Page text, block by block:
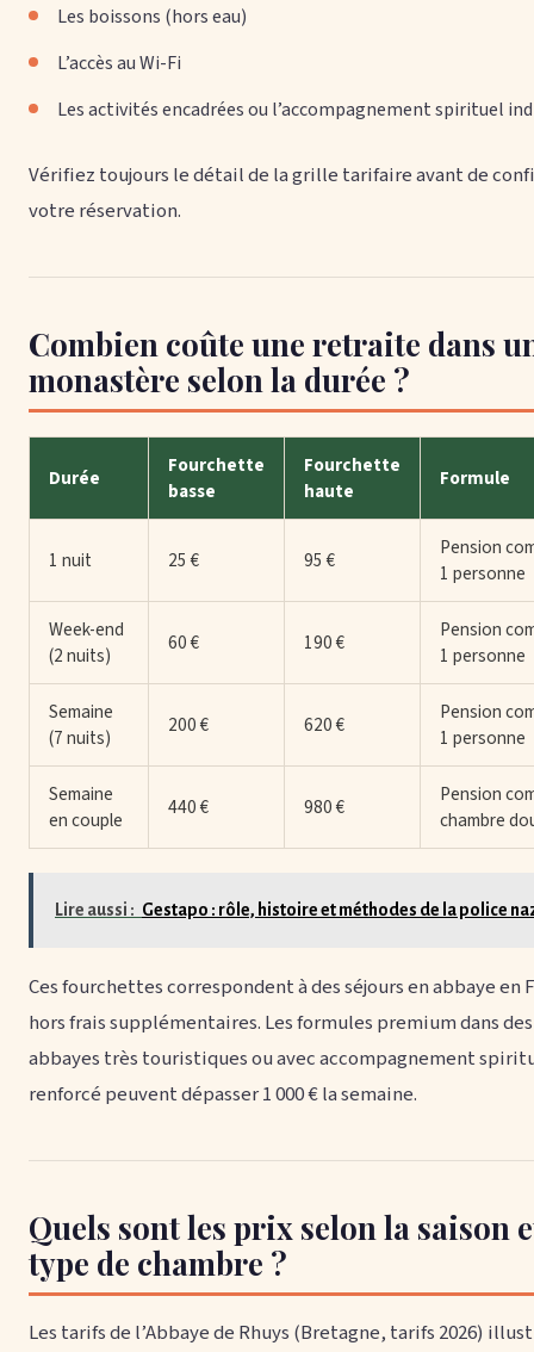
Les boissons (hors eau)
L’accès au Wi-Fi
Les activités encadrées ou l’accompagnement spirituel
Vérifiez toujours le détail de la grille tarifaire avant de
votre réservation.
Combien coûte une retraite dans
monastère selon la durée ?
Durée
Fourchette
basse
Fourchette
haute
Formule
1 nuit 25 € 95 €
Pension
1 personne
Week-end
(2 nuits)
60 € 190 €
Pension
1 personne
Semaine
(7 nuits)
200 € 620 €
Pension
1 personne
Semaine
en couple
440 € 980 €
Pension
chambre
Lire aussi : Gestapo : rôle, histoire et méthodes de la police
Ces fourchettes correspondent à des séjours en abbaye en
hors frais supplémentaires. Les formules premium dans des
abbayes très touristiques ou avec accompagnement
renforcé peuvent dépasser 1 000 € la semaine.
Quels sont les prix selon la saison
type de chambre ?
Les tarifs de l’Abbaye de Rhuys (Bretagne, tarifs 2026)